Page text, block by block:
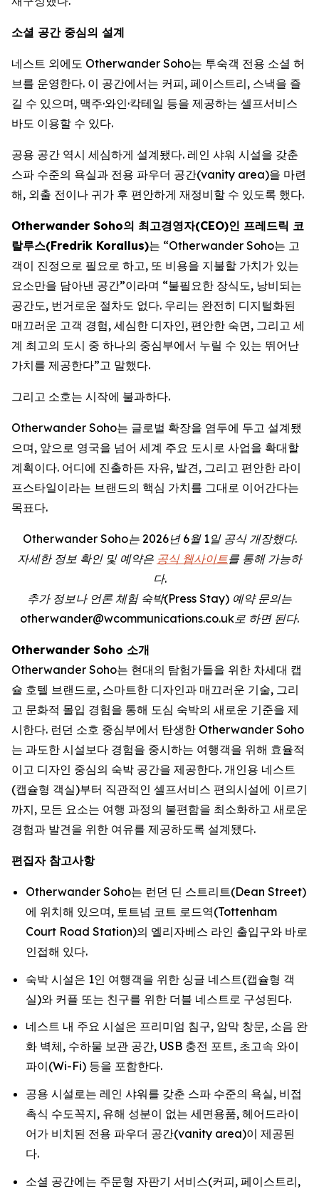
소셜 공간 중심의 설계
네스트 외에도 Otherwander Soho는 투숙객 전용 소셜 허
브를 운영한다. 이 공간에서는 커피, 페이스트리, 스낵을 즐
길 수 있으며, 맥주·와인·칵테일 등을 제공하는 셀프서비스
바도 이용할 수 있다.
공용 공간 역시 세심하게 설계됐다. 레인 샤워 시설을 갖춘
스파 수준의 욕실과 전용 파우더 공간(vanity area)을 마련
해, 외출 전이나 귀가 후 편안하게 재정비할 수 있도록 했다.
Otherwander Soho의 최고경영자(CEO)인 프레드릭 코
랄루스(Fredrik Korallus)는 “Otherwander Soho는 고
객이 진정으로 필요로 하고, 또 비용을 지불할 가치가 있는
요소만을 담아낸 공간”이라며 “불필요한 장식도, 낭비되는
공간도, 번거로운 절차도 없다. 우리는 완전히 디지털화된
매끄러운 고객 경험, 세심한 디자인, 편안한 숙면, 그리고 세
계 최고의 도시 중 하나의 중심부에서 누릴 수 있는 뛰어난
가치를 제공한다”고 말했다.
그리고 소호는 시작에 불과하다.
Otherwander Soho는 글로벌 확장을 염두에 두고 설계됐
으며, 앞으로 영국을 넘어 세계 주요 도시로 사업을 확대할
계획이다. 어디에 진출하든 자유, 발견, 그리고 편안한 라이
프스타일이라는 브랜드의 핵심 가치를 그대로 이어간다는
목표다.
Otherwander Soho는 2026년 6월 1일 공식 개장했다.
자세한 정보 확인 및 예약은 공식 웹사이트를 통해 가능하
다.
추가 정보나 언론 체험 숙박(Press Stay) 예약 문의는
otherwander@wcommunications.co.uk로 하면 된다.
Otherwander Soho 소개
Otherwander Soho는 현대의 탐험가들을 위한 차세대 캡
슐 호텔 브랜드로, 스마트한 디자인과 매끄러운 기술, 그리
고 문화적 몰입 경험을 통해 도심 숙박의 새로운 기준을 제
시한다. 런던 소호 중심부에서 탄생한 Otherwander Soho
는 과도한 시설보다 경험을 중시하는 여행객을 위해 효율적
이고 디자인 중심의 숙박 공간을 제공한다. 개인용 네스트
(캡슐형 객실)부터 직관적인 셀프서비스 편의시설에 이르기
까지, 모든 요소는 여행 과정의 불편함을 최소화하고 새로운
경험과 발견을 위한 여유를 제공하도록 설계됐다.
편집자 참고사항
Otherwander Soho는 런던 딘 스트리트(Dean Street)
에 위치해 있으며, 토트넘 코트 로드역(Tottenham
Court Road Station)의 엘리자베스 라인 출입구와 바로
인접해 있다.
숙박 시설은 1인 여행객을 위한 싱글 네스트(캡슐형 객
실)와 커플 또는 친구를 위한 더블 네스트로 구성된다.
네스트 내 주요 시설은 프리미엄 침구, 암막 창문, 소음 완
화 벽체, 수하물 보관 공간, USB 충전 포트, 초고속 와이
파이(Wi-Fi) 등을 포함한다.
공용 시설로는 레인 샤워를 갖춘 스파 수준의 욕실, 비접
촉식 수도꼭지, 유해 성분이 없는 세면용품, 헤어드라이
어가 비치된 전용 파우더 공간(vanity area)이 제공된
다.
소셜 공간에는 주문형 자판기 서비스(커피, 페이스트리,